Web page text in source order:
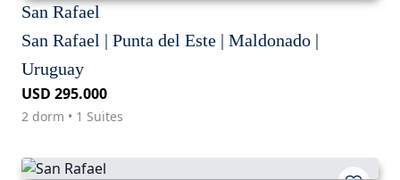
San Rafael
San Rafael | Punta del Este | Maldonado |
Uruguay
USD 295.000
2 dorm • 1 Suites